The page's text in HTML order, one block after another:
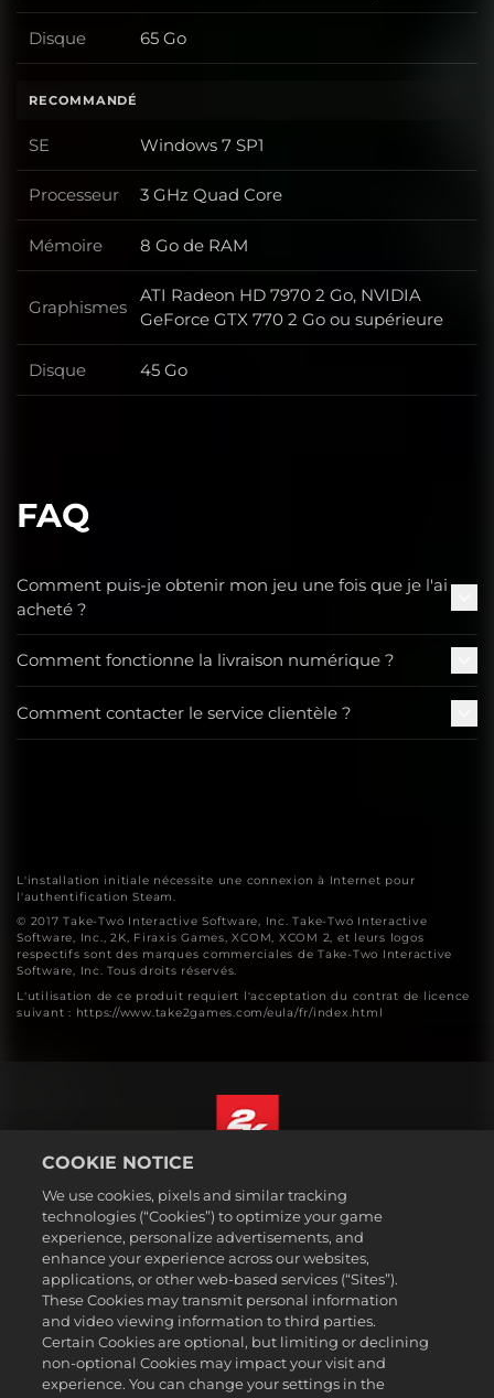
Disque Disque
65 Go
RECOMMANDÉ
SE SE
Windows 7 SP1
Processeur Processeur
3 GHz Quad Core
Mémoire Mémoire
8 Go de RAM
Graphismes Graphismes
ATI Radeon HD 7970 2 Go, NVIDIA
GeForce GTX 770 2 Go ou supérieure
Disque Disque
45 Go
FAQ
Comment puis-je obtenir mon jeu une fois que je l'ai
acheté ?
Comment fonctionne la livraison numérique ?
Comment contacter le service clientèle ?
L'installation initiale nécessite une connexion à Internet pour
l'authentification Steam.
© 2017 Take-Two Interactive Software, Inc. Take-Two Interactive
Software, Inc., 2K, Firaxis Games, XCOM, XCOM 2, et leurs logos
respectifs sont des marques commerciales de Take-Two Interactive
Software, Inc. Tous droits réservés.
L'utilisation de ce produit requiert l'acceptation du contrat de licence
suivant : https://www.take2games.com/eula/fr/index.html
Mentions légales
Politique de confidentialité
Politique sur les cookies
Support
Ne pas vendre ou partager mes informations personnelles
Suivi et remboursement de commande
Partenaires publicitaires 2K
Français
COOKIE NOTICE
We use cookies, pixels and similar tracking
technologies (“Cookies”) to optimize your game
experience, personalize advertisements, and
enhance your experience across our websites,
applications, or other web-based services (“Sites”).
These Cookies may transmit personal information
and video viewing information to third parties.
Certain Cookies are optional, but limiting or declining
non-optional Cookies may impact your visit and
experience. You can change your settings in the